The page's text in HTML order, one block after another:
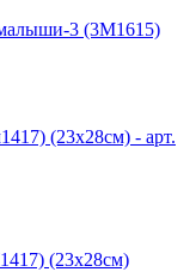
малыши-3 (3М1615)
(23x28см)